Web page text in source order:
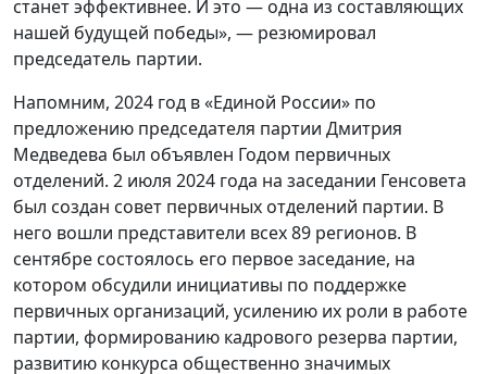
Напомним, 2024 год в «Единой России» по
предложению председателя партии Дмитрия
Медведева был объявлен Годом первичных
отделений. 2 июля 2024 года на заседании Генсовета
был создан совет первичных отделений партии. В
него вошли представители всех 89 регионов. В
сентябре состоялось его первое заседание, на
котором обсудили инициативы по поддержке
первичных организаций, усилению их роли в работе
партии, формированию кадрового резерва партии,
развитию конкурса общественно значимых
проектов первичек и их участию в избирательных
кампаниях.